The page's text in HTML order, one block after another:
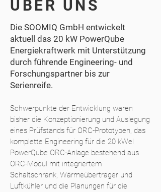
ÜBER UNS
Die SOOMIQ GmbH entwickelt
aktuell das 20 kW PowerQube
Energiekraftwerk mit Unterstützung
durch führende Engineering- und
Forschungspartner bis zur
Serienreife.
Schwerpunkte der Entwicklung waren
bisher die Konzeptionierung und Auslegung
eines Prüfstands für ORC-Prototypen, das
komplette Engineering für die 20 kWel
PowerQube ORC-Anlage bestehend aus
ORC-Modul mit integriertem
Schaltschrank, Wärmeübertrager und
Luftkühler und die Planungen für die